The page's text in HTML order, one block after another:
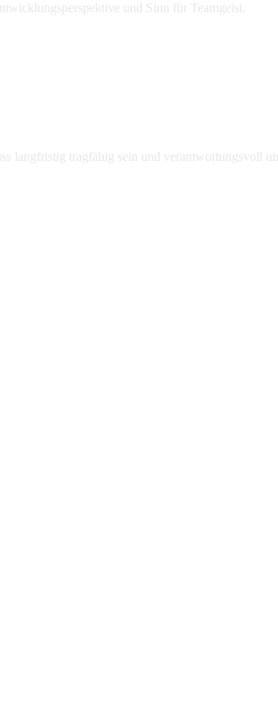
und Sinn für Teamgeist.
langfristig tragfähig sein und verantwortungsvoll